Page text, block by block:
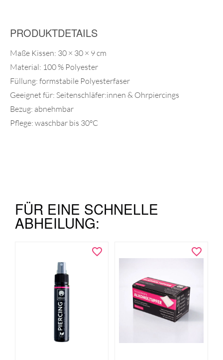
PRODUKTDETAILS
Maße Kissen: 30 × 30 × 9 cm
Material: 100 % Polyester
Füllung: formstabile Polyesterfaser
Geeignet für: Seitenschläfer:innen & Ohrpiercings
Bezug: abnehmbar
Pflege: waschbar bis 30°C
FÜR EINE SCHNELLE
ABHEILUNG: